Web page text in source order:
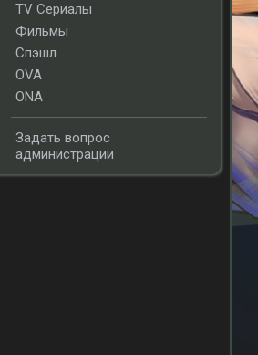
TV Сериалы
Фильмы
Спэшл
OVA
ONA
Задать вопрос
администрации